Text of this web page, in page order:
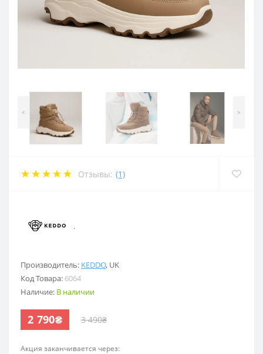
< >
Отзывы: (1)
Производитель: KEDDO, UK
Код Товара: 6064
Наличие: В наличии
2 790₴ 3 490₴
Акция заканчивается через:
.